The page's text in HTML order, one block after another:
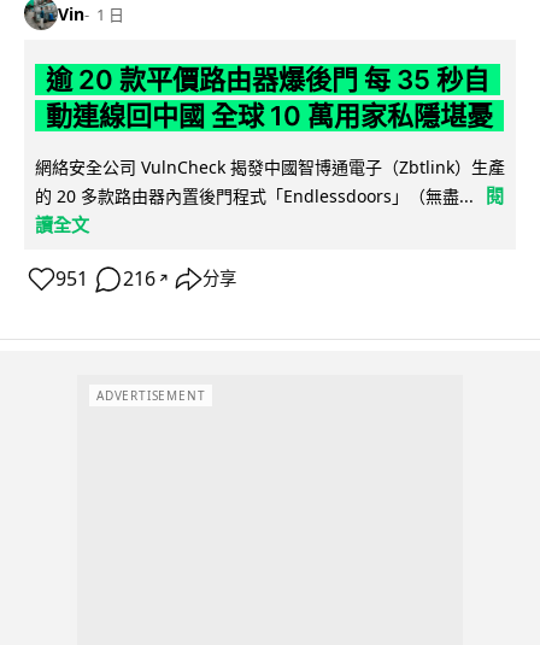
Vin 1 日
逾 20 款平價路由器爆後門 每 35 秒自
動連線回中國 全球 10 萬用家私隱堪憂
網絡安全公司 VulnCheck 揭發中國智博通電子（Zbtlink）生產
的 20 多款路由器內置後門程式「Endlessdoors」（無盡...
閱
讀全文
951 216 ↗ 分享
ADVERTISEMENT